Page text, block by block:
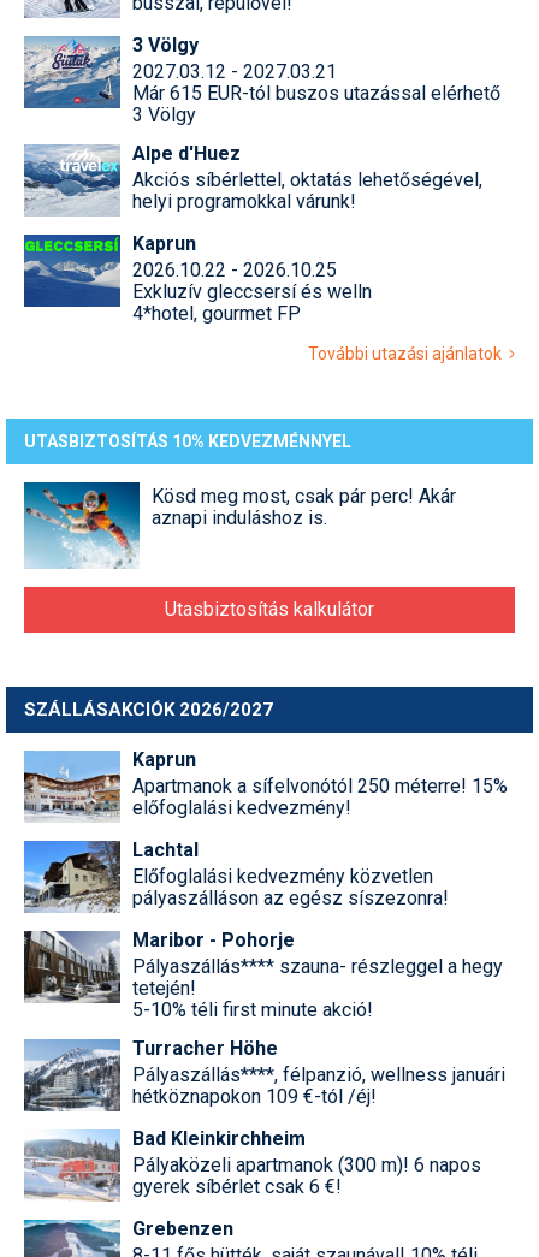
3 Völgy
2027.03.12 - 2027.03.21
Már 615 EUR-tól buszos utazással elérhető
3 Völgy
Alpe d'Huez
Akciós síbérlettel, oktatás lehetőségével,
helyi programokkal várunk!
Kaprun
2026.10.22 - 2026.10.25
Exkluzív gleccsersí és welln
4*hotel, gourmet FP
További utazási ajánlatok
UTASBIZTOSÍTÁS 10% KEDVEZMÉNNYEL
Kösd meg most, csak pár perc! Akár
aznapi induláshoz is.
Utasbiztosítás kalkulátor
SZÁLLÁSAKCIÓK 2026/2027
Kaprun
Apartmanok a sífelvonótól 250 méterre! 15%
előfoglalási kedvezmény!
Lachtal
Előfoglalási kedvezmény közvetlen
pályaszálláson az egész síszezonra!
Maribor - Pohorje
Pályaszállás**** szauna- részleggel a hegy
tetején!
5-10% téli first minute akció!
Turracher Höhe
Pályaszállás****, félpanzió, wellness januári
hétköznapokon 109 €-tól /éj!
Bad Kleinkirchheim
Pályaközeli apartmanok (300 m)! 6 napos
gyerek síbérlet csak 6 €!
Grebenzen